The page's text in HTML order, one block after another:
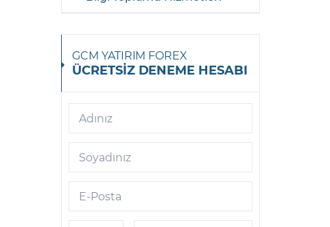
GCM YATIRIM FOREX
ÜCRETSİZ DENEME HESABI
Adınız
Soyadınız
E-Posta